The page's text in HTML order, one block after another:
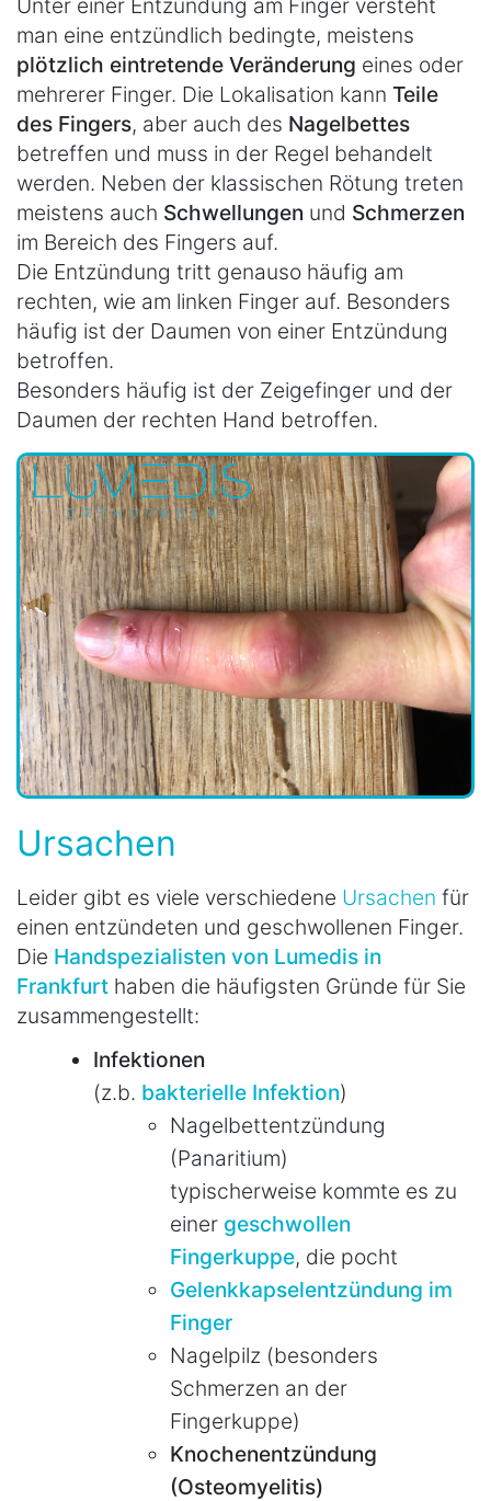
Unter einer Entzündung am Finger versteht
man eine entzündlich bedingte, meistens
plötzlich eintretende Veränderung eines oder
mehrerer Finger. Die Lokalisation kann Teile
des Fingers, aber auch des Nagelbettes
betreffen und muss in der Regel behandelt
werden. Neben der klassischen Rötung treten
meistens auch Schwellungen und Schmerzen
im Bereich des Fingers auf.
Die Entzündung tritt genauso häufig am
rechten, wie am linken Finger auf. Besonders
häufig ist der Daumen von einer Entzündung
betroffen.
Besonders häufig ist der Zeigefinger und der
Daumen der rechten Hand betroffen.
Ursachen
Leider gibt es viele verschiedene Ursachen für
einen entzündeten und geschwollenen Finger.
Die Handspezialisten von Lumedis in
Frankfurt haben die häufigsten Gründe für Sie
zusammengestellt:
Infektionen
(z.b. bakterielle Infektion)
Nagelbettentzündung
(Panaritium)
typischerweise kommte es zu
einer geschwollen
Fingerkuppe, die pocht
Gelenkkapselentzündung im
Finger
Nagelpilz (besonders
Schmerzen an der
Fingerkuppe)
Knochenentzündung
(Osteomyelitis)